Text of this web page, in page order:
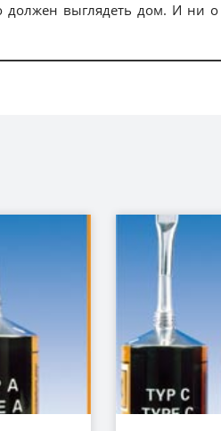
должен выглядеть дом. И ни